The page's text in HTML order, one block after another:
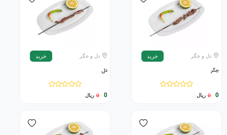
دل و جگر خرید
جگر
0
0 ریال
دل و جگر خرید
دل
0
0 ریال